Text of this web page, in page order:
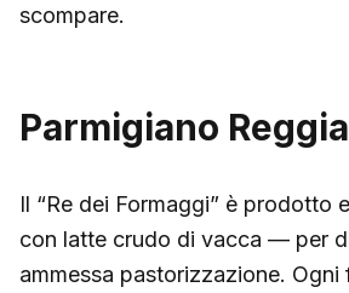
scompare.
Parmigiano
Il “Re dei Formaggi” è prodotto
con latte crudo di vacca — per
ammessa pastorizzazione.